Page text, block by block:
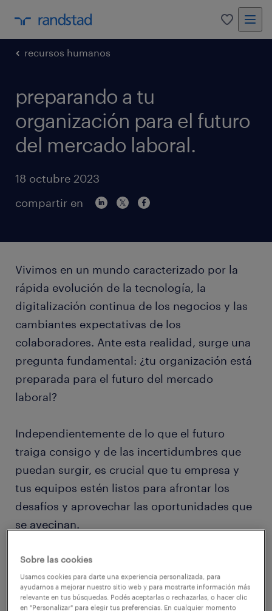
0
recursos humanos
preparando a tu
organización para el futuro
del mercado laboral.
18 octubre 2023
compartir en
Vivimos en un mundo caracterizado por la
rápida evolución de la tecnología, la
digitalización continua de los negocios y las
cambiantes expectativas de los
colaboradores. Ante esta realidad, surge una
pregunta fundamental: ¿tu organización está
preparada para el futuro del mercado
laboral?
Independientemente de lo que el futuro
traiga consigo y de las incertidumbres que
puedan surgir, es crucial que tu empresa y
tus equipos estén listos para afrontar los
desafíos y aprovechar las oportunidades que
se avecinan.
A continuación, exploramos algunas áreas
clave en las que tu organización debería
centrarse para preparar a su personal para
Sobre las cookies
Usamos cookies para darte una experiencia personalizada, para
ayudarnos a mejorar nuestro sitio web y para mostrarte información más
relevante en tus búsquedas. Podés aceptarlas o rechazarlas, o hacer clic
en "Personalizar" para elegir tus preferencias. En cualquier momento